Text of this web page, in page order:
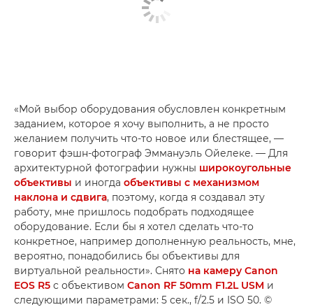
«Мой выбор оборудования обусловлен конкретным
заданием, которое я хочу выполнить, а не просто
желанием получить что-то новое или блестящее, —
говорит фэшн-фотограф Эммануэль Ойелеке. — Для
архитектурной фотографии нужны широкоугольные
объективы и иногда объективы с механизмом
наклона и сдвига, поэтому, когда я создавал эту
работу, мне пришлось подобрать подходящее
оборудование. Если бы я хотел сделать что-то
конкретное, например дополненную реальность, мне,
вероятно, понадобились бы объективы для
виртуальной реальности». Снято на камеру Canon
EOS R5 с объективом Canon RF 50mm F1.2L USM и
следующими параметрами: 5 сек., f/2.5 и ISO 50. ©